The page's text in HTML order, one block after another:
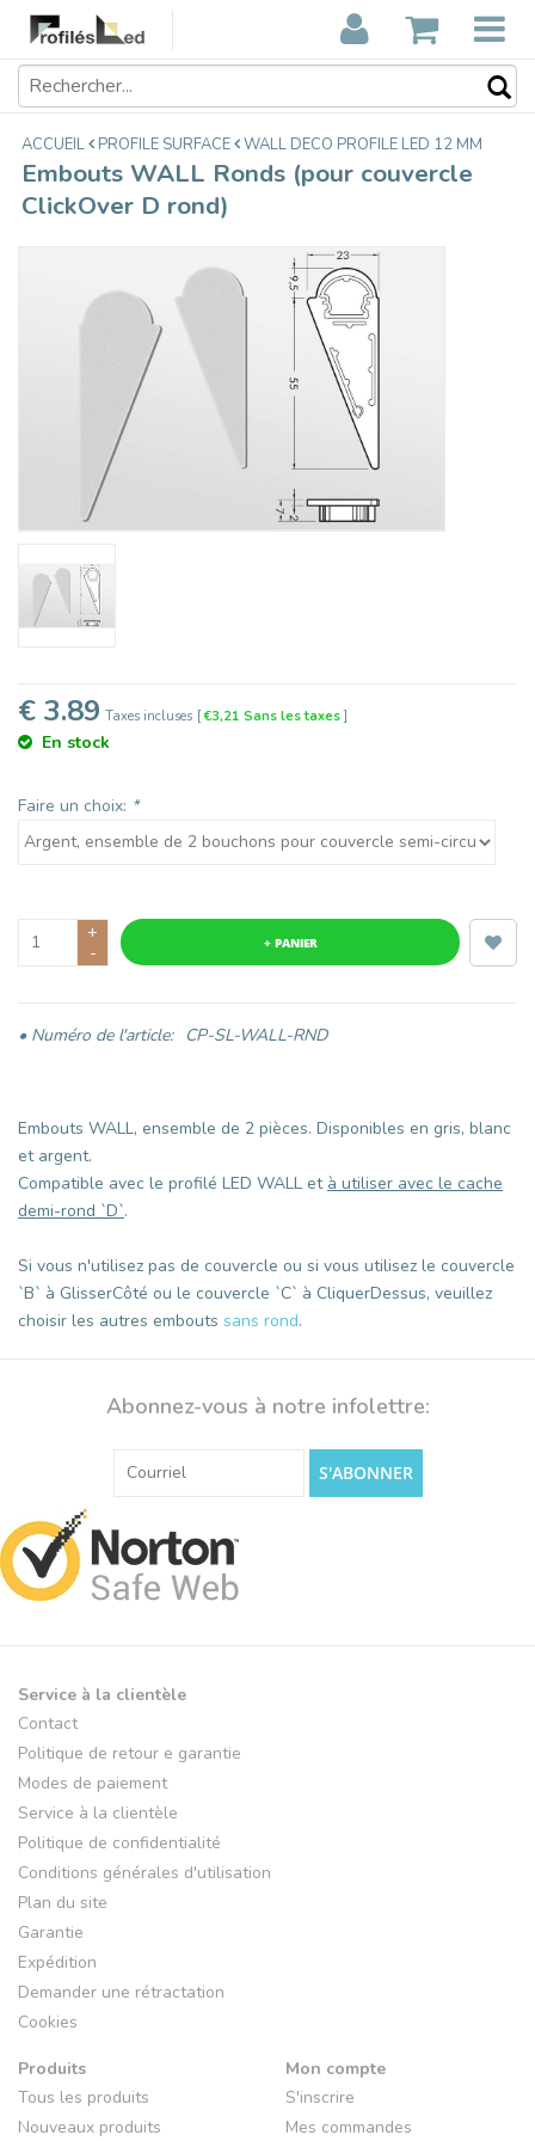
Embouts WALL Ronds (pour
couvercle ClickOver D rond)
€3,89
ACCUEIL PROFILE SURFACE WALL DECO PROFILE LED 12 MM
Embouts WALL Ronds (pour couvercle
ClickOver D rond)
€ 3.89 Taxes incluses [€3,21 Sans les taxes]
En stock
Faire un choix: *
+
-
+ PANIER
• Numéro de l'article: CP-SL-WALL-RND
Embouts WALL, ensemble de 2 pièces. Disponibles en gris, blanc
et argent.
Compatible avec le profilé LED WALL et à utiliser avec le cache
demi-rond `D`.
Si vous n'utilisez pas de couvercle ou si vous utilisez le couvercle
`B` à GlisserCôté ou le couvercle `C` à CliquerDessus, veuillez
choisir les autres embouts sans rond.
Abonnez-vous à notre infolettre:
S'ABONNER
Service à la clientèle
Contact
Politique de retour e garantie
Modes de paiement
Service à la clientèle
Politique de confidentialité
Conditions générales d'utilisation
Plan du site
Garantie
Expédition
Demander une rétractation
Cookies
Produits
Tous les produits
Nouveaux produits
Mon compte
S'inscrire
Mes commandes